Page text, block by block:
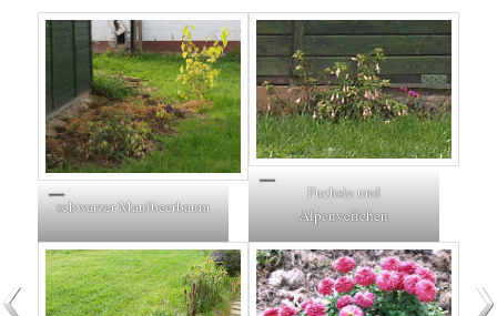
schwarzer Maulbeerbaum
Fuchsie und
Alpenveilchen